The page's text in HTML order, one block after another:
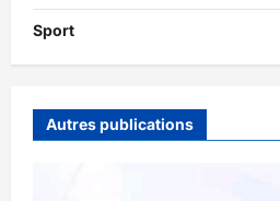
Sport
Autres publications